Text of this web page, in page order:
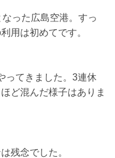
った広島空港。すっ
用は初めてです。
ってきました。3連休
ど混んだ様子はありま
残念でした。